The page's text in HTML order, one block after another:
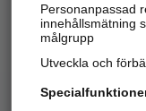
HittaPersonanpassad
innehållsmätning
målgrupp
Utveckla och